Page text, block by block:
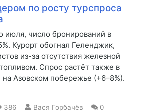
по росту турспроса
июля, число бронирований в
Курорт обогнал Геленджик,
из-за отсутствия железной
Спрос растёт также в
на Азовском побережье (+6–8%).
386 Вася Горбачёв 0